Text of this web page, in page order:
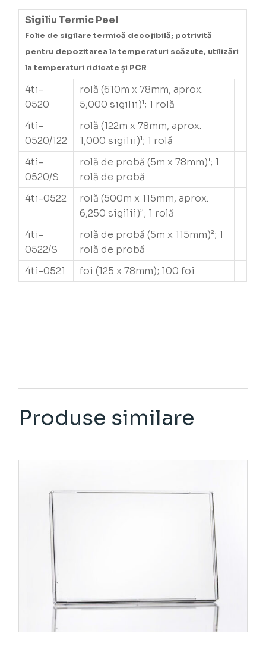
Sigiliu Termic Peel
Folie de sigilare termică decojibilă; potrivită
pentru depozitarea la temperaturi scăzute, utilizări
la temperaturi ridicate și PCR
4ti-
0520
rolă (610m x 78mm, aprox.
5,000 sigilii)¹; 1 rolă
4ti-
0520/122
rolă (122m x 78mm, aprox.
1,000 sigilii)¹; 1 rolă
4ti-
0520/S
rolă de probă (5m x 78mm)¹; 1
rolă de probă
4ti-0522
rolă (500m x 115mm, aprox.
6,250 sigilii)²; 1 rolă
4ti-
0522/S
rolă de probă (5m x 115mm)²; 1
rolă de probă
4ti-0521
foi (125 x 78mm); 100 foi
Produse similare